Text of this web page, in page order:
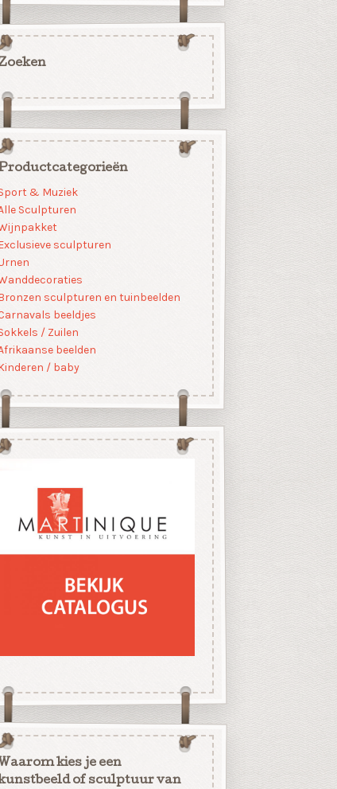
& Muziek
Sculpturen
sculpturen
sculpturen en tuinbeelden
beeldjes
/ Zuilen
beelden
/ baby
Waarom kies je een
of sculptuur van